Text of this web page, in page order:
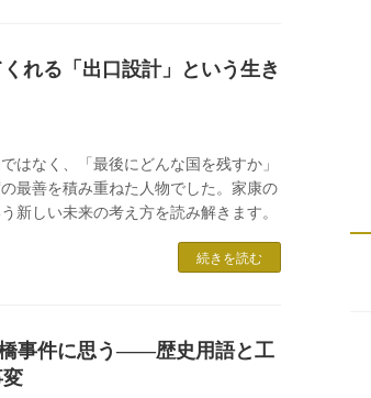
れる「出口設計」という生き
はなく、「最後にどんな国を残すか」
最善を積み重ねた人物でした。家康の
新しい未来の考え方を読み解きます。
続きを読む
事件に思う――歴史用語と工